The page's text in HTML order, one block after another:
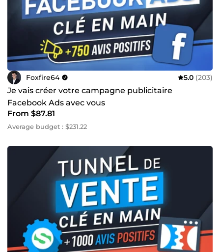
Foxfire64 5.0 (203)
Je vais créer votre campagne publicitaire
Facebook Ads avec vous
From $87.81
Average budget : $231.22